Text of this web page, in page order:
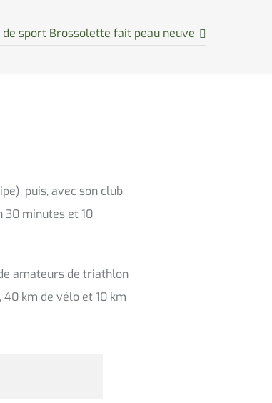
de sport Brossolette fait peau neuve
puis, avec son club
30 minutes et 10
amateurs de triathlon
km de vélo et 10 km